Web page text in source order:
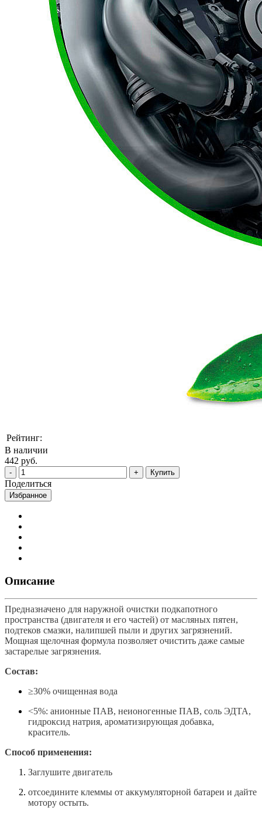
Рейтинг:
В наличии
442 руб.
Купить
Поделиться
Избранное
Описание
Предназначено для наружной очистки подкапотного
пространства (двигателя и его частей) от масляных пятен,
подтеков смазки, налипшей пыли и других загрязнений.
Мощная щелочная формула позволяет очистить даже самые
застарелые загрязнения.
Состав:
≥30% очищенная вода
<5%: анионные ПАВ, неионогенные ПАВ, соль ЭДТА,
гидроксид натрия, ароматизирующая добавка,
краситель.
Способ применения:
Заглушите двигатель
отсоедините клеммы от аккумуляторной батареи и дайте
мотору остыть.